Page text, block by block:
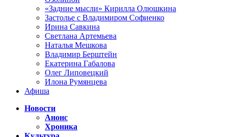
«Задние мысли» Кирилла Олюшкина
Застолье с Владимиром Софиенко
Ирина Савкина
Светлана Артемьева
Наталья Мешкова
Владимир Берштейн
Екатерина Габалова
Олег Липовецкий
Илона Румянцева
Афиша
Новости
Анонс
Хроника